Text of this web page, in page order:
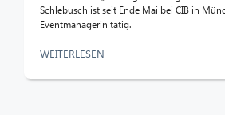
Schlebusch ist seit Ende Mai bei CIB in
Eventmanagerin tätig.
WEITERLESEN